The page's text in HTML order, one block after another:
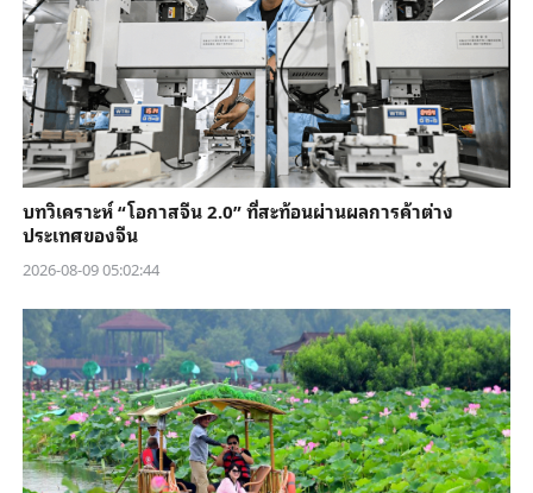
บทวิเคราะห์ “โอกาสจีน 2.0” ที่สะท้อนผ่านผลการค้าต่าง
ประเทศของจีน
2026-08-09 05:02:44